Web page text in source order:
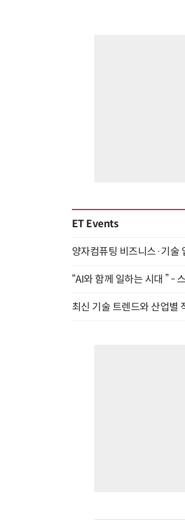
ET Events
양자컴퓨팅 비즈니스·기술
“AI와 함께 일하는 시대 ” -
최신 기술 트렌드와 산업별